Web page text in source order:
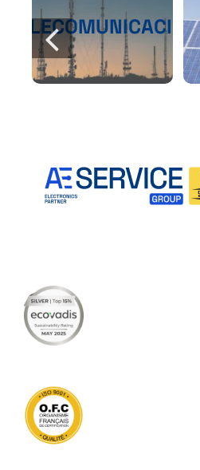
TELECOMUNICACIÓN